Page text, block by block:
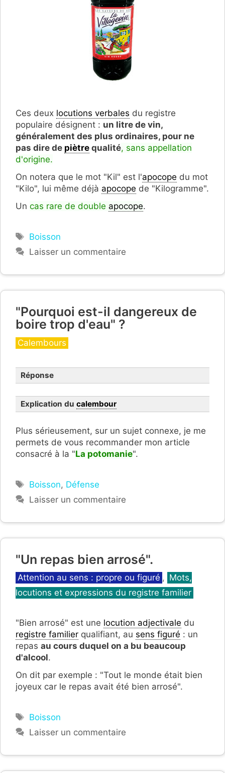
Ces deux locutions verbales du registre
populaire désignent : un litre de vin,
généralement des plus ordinaires, pour ne
pas dire de piètre qualité, sans appellation
d'origine.
On notera que le mot "Kil" est l'apocope du mot
"Kilo", lui même déjà apocope de "Kilogramme".
Un cas rare de double apocope.
Étiquettes
Boisson
Laisser un commentaire
"Pourquoi est-il dangereux de
boire trop d'eau" ?
Catégories
Calembours
Réponse
Explication du calembour
Plus sérieusement, sur un sujet connexe, je me
permets de vous recommander mon article
consacré à la "La potomanie".
Étiquettes
Boisson, Défense
Laisser un commentaire
"Un repas bien arrosé".
Catégories
Attention au sens : propre ou figuré , Mots,
locutions et expressions du registre familier
"Bien arrosé" est une locution adjectivale du
registre familier qualifiant, au sens figuré : un
repas au cours duquel on a bu beaucoup
d'alcool.
On dit par exemple : "Tout le monde était bien
joyeux car le repas avait été bien arrosé".
Étiquettes
Boisson
Laisser un commentaire